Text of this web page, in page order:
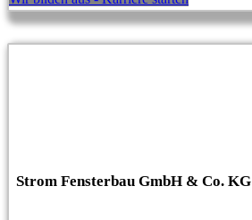
Strom Fensterbau GmbH & Co. KG